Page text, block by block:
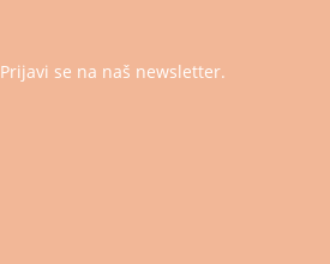
Prijavi se na naš newsletter.